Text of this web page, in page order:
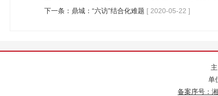
下一条： 鼎城：“六访”结合化难题 [ 2020-05-22 ]
单
备案序号：